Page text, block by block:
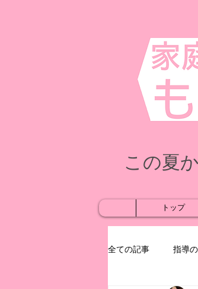
この夏
トップ
全ての記事 指導